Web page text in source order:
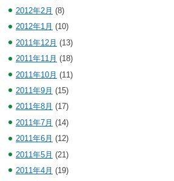
2012年2月 (8)
2012年1月 (10)
2011年12月 (13)
2011年11月 (18)
2011年10月 (11)
2011年9月 (15)
2011年8月 (17)
2011年7月 (14)
2011年6月 (12)
2011年5月 (21)
2011年4月 (19)